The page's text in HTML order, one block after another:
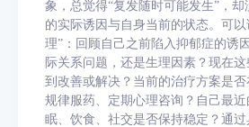
象，总觉得“复发随时可能发生”，
的实际诱因与自身当前的状态。可
理”：回顾自己之前陷入抑郁症的诱
际关系问题，还是生理因素？现在
到改善或解决？当前的治疗方案是
规律服药、定期心理咨询？自己最
眠、饮食、社交是否保持稳定？通